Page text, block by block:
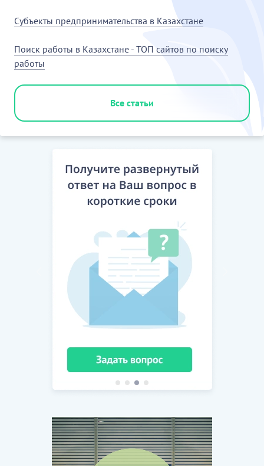
Субъекты предпринимательства в Казахстане
Поиск работы в Казахстане - ТОП сайтов по поиску
работы
Все статьи